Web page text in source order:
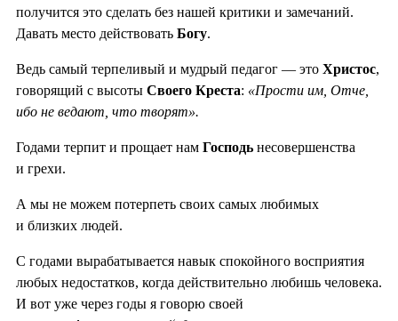
получится это сделать без нашей критики и замечаний.
Давать место действовать Богу.
Ведь самый терпеливый и мудрый педагог — это Христос,
говорящий с высоты Своего Креста: «Прости им, Отче,
ибо не ведают, что творят».
Годами терпит и прощает нам Господь несовершенства
и грехи.
А мы не можем потерпеть своих самых любимых
и близких людей.
С годами вырабатывается навык спокойного восприятия
любых недостатков, когда действительно любишь человека.
И вот уже через годы я говорю своей